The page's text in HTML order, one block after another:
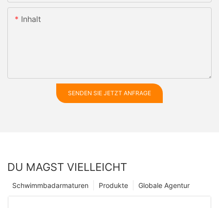
Inhalt
SENDEN SIE JETZT ANFRAGE
DU MAGST VIELLEICHT
Globale Agentur
Produkte
Schwimmbadarmaturen